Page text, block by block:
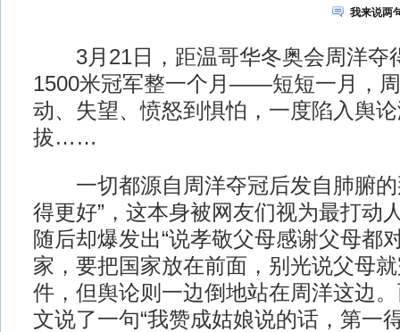
我来说两
3月21日，距温哥华冬奥会周洋夺
1500米冠军整一个月——短短一月，
动、失望、愤怒到惧怕，一度陷入舆
拔……
一切都源自周洋夺冠后发自肺腑的
得更好”，这本身被网友们视为最打动
随后却爆发出“说孝敬父母感谢父母都
家，要把国家放在前面，别光说父母就
件，但舆论则一边倒地站在周洋这边
文说了一句“我赞成姑娘说的话，第一